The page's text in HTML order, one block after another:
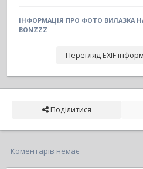
ІНФОРМАЦІЯ ПРО ФОТО ВИЛАЗКА
BONZZZ
Перегляд EXIF
Поділитися
Коментарів немає